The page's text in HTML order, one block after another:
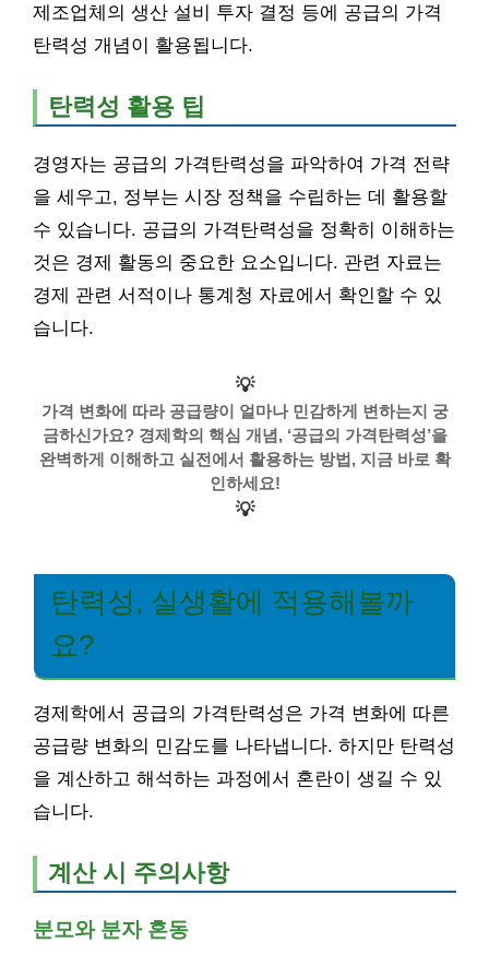
제조업체의 생산 설비 투자 결정 등에 공급의 가격
탄력성 개념이 활용됩니다.
탄력성 활용 팁
경영자는 공급의 가격탄력성을 파악하여 가격 전략
을 세우고, 정부는 시장 정책을 수립하는 데 활용할
수 있습니다. 공급의 가격탄력성을 정확히 이해하는
것은 경제 활동의 중요한 요소입니다. 관련 자료는
경제 관련 서적이나 통계청 자료에서 확인할 수 있
습니다.
💡
가격 변화에 따라 공급량이 얼마나 민감하게 변하는지 궁
금하신가요? 경제학의 핵심 개념, ‘공급의 가격탄력성’을
완벽하게 이해하고 실전에서 활용하는 방법, 지금 바로 확
인하세요!
💡
탄력성, 실생활에 적용해볼까
요?
경제학에서 공급의 가격탄력성은 가격 변화에 따른
공급량 변화의 민감도를 나타냅니다. 하지만 탄력성
을 계산하고 해석하는 과정에서 혼란이 생길 수 있
습니다.
계산 시 주의사항
분모와 분자 혼동